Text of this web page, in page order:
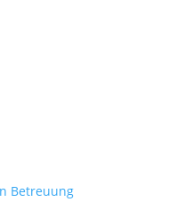
Betreuung